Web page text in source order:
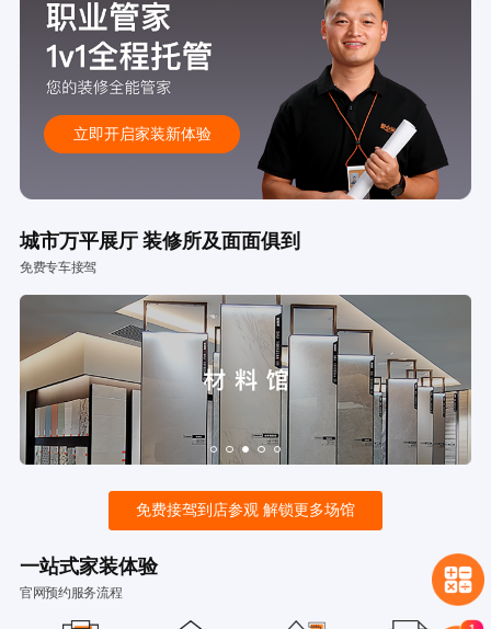
立即开启家装新体验
城市万平展厅 装修所及面面俱到
免费专车接驾
免费接驾到店参观 解锁更多场馆
一站式家装体验
官网预约服务流程